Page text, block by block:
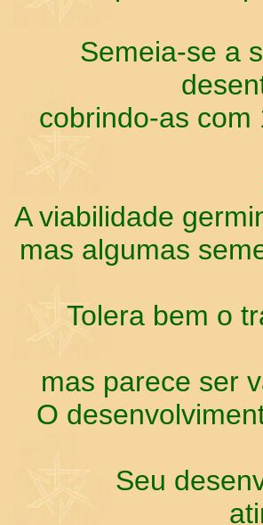
Semeia-se a
cobrindo-as
A viabilidade
mas algumas
Tolera bem o
mas parece ser
O
Seu